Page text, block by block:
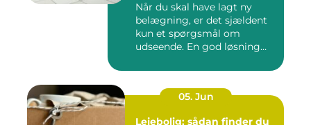
Når du skal have lagt ny
belægning, er det sjældent
kun et spørgsmål om
udseende. En god løsning
05. Jun
Lejebolig: sådan finder du